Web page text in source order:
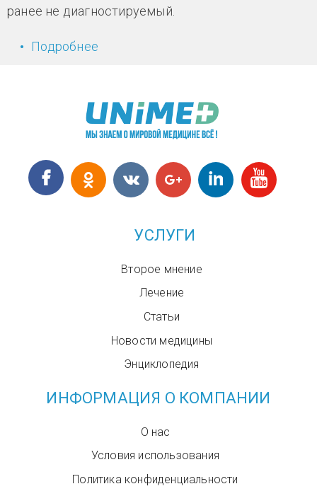
ранее не диагностируемый.
Подробнее
УСЛУГИ
Второе мнение
Лечение
Статьи
Новости медицины
Энциклопедия
ИНФОРМАЦИЯ О КОМПАНИИ
О нас
Условия использования
Политика конфиденциальности